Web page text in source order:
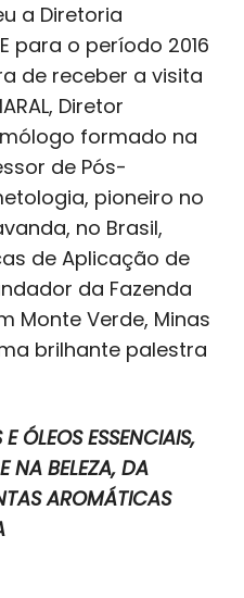
a Diretoria
para o período 2016
de receber a visita
Diretor
formado na
de Pós-
pioneiro no
no Brasil,
de Aplicação de
da Fazenda
Monte Verde, Minas
brilhante palestra
ÓLEOS ESSENCIAIS,
NA BELEZA, DA
AROMÁTICAS